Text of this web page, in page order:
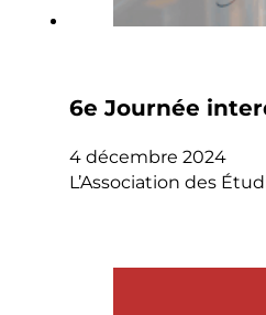
6e Journée
4 décembre 2024
L’Association des